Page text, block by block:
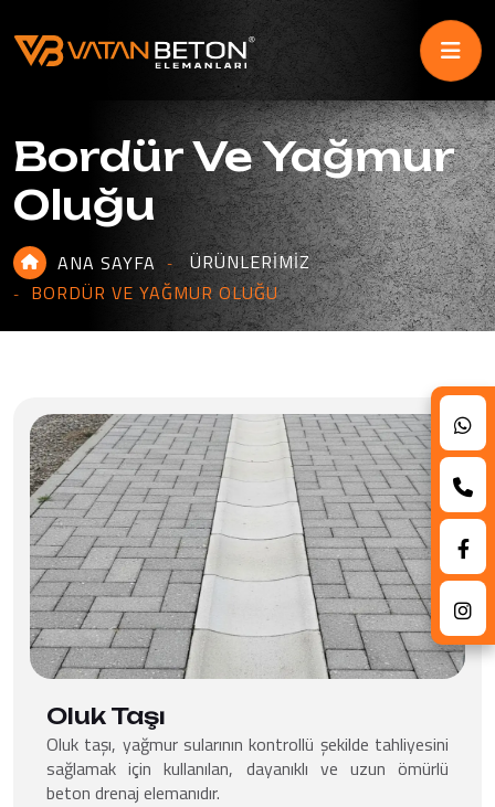
Bordür Ve Yağmur
Oluğu
ANA SAYFA
ÜRÜNLERIMIZ
BORDÜR VE YAĞMUR OLUĞU
Oluk Taşı
Oluk taşı, yağmur sularının kontrollü şekilde tahliyesini
sağlamak için kullanılan, dayanıklı ve uzun ömürlü
beton drenaj elemanıdır.